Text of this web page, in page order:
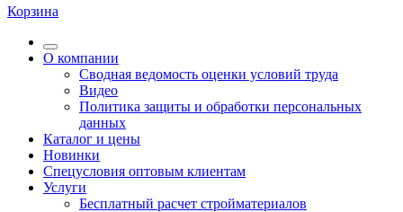
Корзина
О компании
Сводная ведомость оценки условий труда
Видео
Политика защиты и обработки персональных
данных
Каталог и цены
Новинки
Спецусловия оптовым клиентам
Услуги
Бесплатный расчет стройматериалов